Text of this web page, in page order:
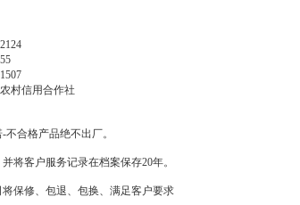
村信用合作社
-不合格产品绝不出厂。
将客户服务记录在档案保存20年。
保修、包退、包换、满足客户要求